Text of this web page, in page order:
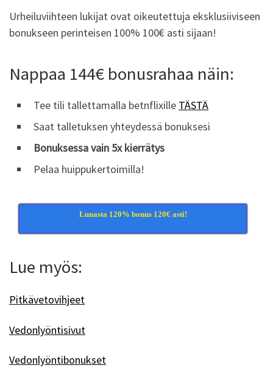
Urheiluviihteen lukijat ovat oikeutettuja eksklusiiviseen
bonukseen perinteisen 100% 100€ asti sijaan!
Nappaa 144€ bonusrahaa näin:
Tee tili tallettamalla betnflixille TÄSTÄ
Saat talletuksen yhteydessä bonuksesi
Bonuksessa vain 5x kierrätys
Pelaa huippukertoimilla!
Lunasta 120% bonus 120€ asti!
Lue myös:
Pitkävetovihjeet
Vedonlyöntisivut
Vedonlyöntibonukset